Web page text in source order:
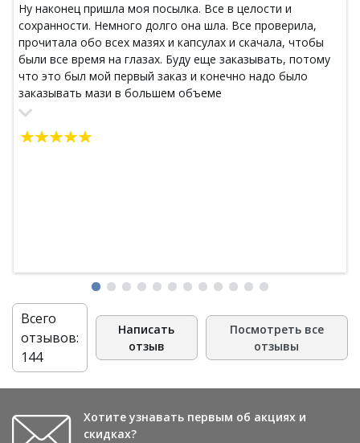
Ну наконец пришла моя посылка. Все в целости и
сохранности. Немного долго она шла. Все проверила,
прочитала обо всех мазях и капсулах и скачала, чтобы
были все время на глазах. Буду еще заказывать, потому
что это был мой первый заказ и конечно надо было
заказывать мази в большем объеме
Всего
отзывов:
144
Написать
отзыв
Посмотреть все
отзывы
Хотите узнавать первым об акциях и
скидках?